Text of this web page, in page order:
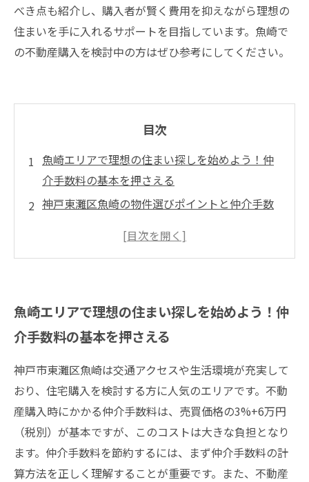
べき点も紹介し、購入者が賢く費用を抑えながら理想の
住まいを手に入れるサポートを目指しています。魚崎で
の不動産購入を検討中の方はぜひ参考にしてください。
目次
魚崎エリアで理想の住まい探しを始めよう！仲
介手数料の基本を押さえる
神戸東灘区魚崎の物件選びポイントと仲介手数
仲介手数料を賢く節約！知って得する具体的な
手に入れる成功ストーリー
魚崎エリアで理想の住まい探しを始めよう！仲
介手数料の基本を押さえる
神戸市東灘区魚崎は交通アクセスや生活環境が充実して
おり、住宅購入を検討する方に人気のエリアです。不動
産購入時にかかる仲介手数料は、売買価格の3%+6万円
（税別）が基本ですが、このコストは大きな負担となり
ます。仲介手数料を節約するには、まず仲介手数料の計
算方法を正しく理解することが重要です。また、不動産